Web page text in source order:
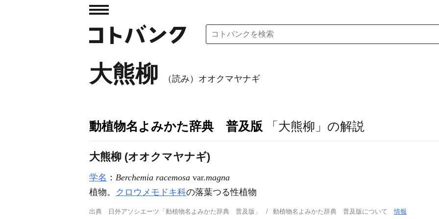
大熊柳 （読み）オオクマヤナギ
動植物名よみかた辞典 普及版 「大熊柳」の解説
大熊柳 (オオクマヤナギ)
学名 ： Berchemia racemosa var.magna
植物。 クロウメモドキ科の落葉つる性植物
出典 日外アソシエーツ「動植物名よみかた辞典 普及版」 動植物名よみかた辞典 普及版について情報